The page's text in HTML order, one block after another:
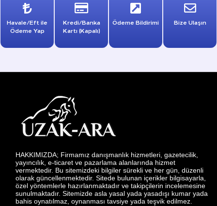
Havale/Eft ile
Ödeme Yap
Kredi/Banka
Kartı (Kapalı)
Ödeme Bildirimi Bize Ulaşın
HAKKIMIZDA; Firmamız danışmanlık hizmetleri, gazetecilik,
yayıncılık, e-ticaret ve pazarlama alanlarında hizmet
vermektedir. Bu sitemizdeki bilgiler sürekli ve her gün, düzenli
olarak güncellenmektedir. Sitede bulunan içerikler bilgisayarla,
özel yöntemlerle hazırlanmaktadır ve takipçilerin incelemesine
sunulmaktadır. Sitemizde asla yasal yada yasadışı kumar yada
bahis oynatılmaz, oynanması tavsiye yada teşvik edilmez.